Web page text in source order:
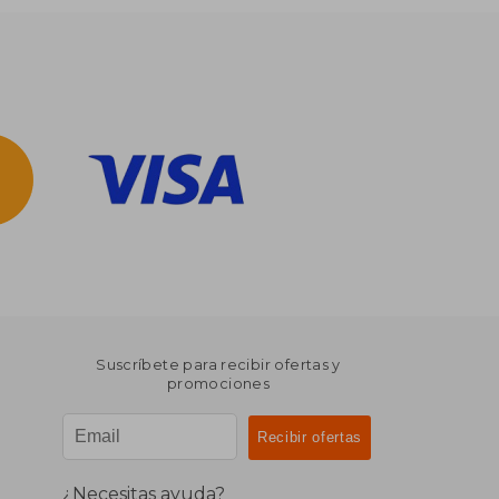
Suscríbete para recibir ofertas y
promociones
¿Necesitas ayuda?